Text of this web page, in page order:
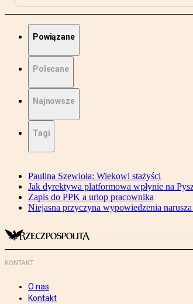
Powiązane
Polecane
Najnowsze
Tagi
Paulina Szewioła: Wiekowi stażyści
Jak dyrektywa platformowa wpłynie na
Zapis do PPK a urlop pracownika
Niejasna przyczyna wypowiedzenia
KONTAKT
O nas
Kontakt